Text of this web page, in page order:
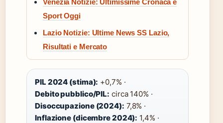
Venezia Notizie: Ultimissime Cronaca e
Sport Oggi
Lazio Notizie: Ultime News SS Lazio,
Risultati e Mercato
PIL 2024 (stima): +0,7% ·
Debito pubblico/PIL: circa 140% ·
Disoccupazione (2024): 7,8% ·
Inflazione (dicembre 2024): 1,4% ·